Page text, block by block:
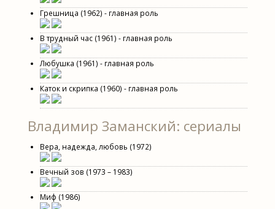
Грешница (1962) - главная роль
В трудный час (1961) - главная роль
Любушка (1961) - главная роль
Каток и скрипка (1960) - главная роль
Владимир Заманский: сериалы
Вера, надежда, любовь (1972)
Вечный зов (1973 – 1983)
Миф (1986)